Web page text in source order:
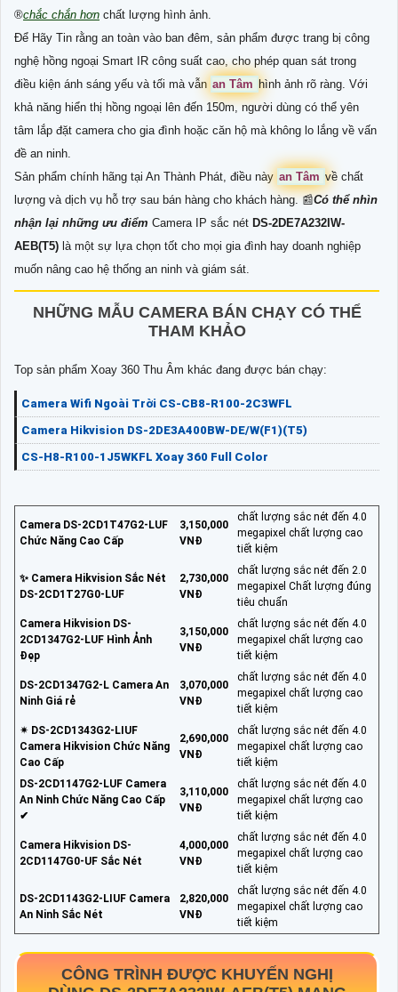
®️chắc chắn hơn chất lượng hình ảnh.
Để Hãy Tin rằng an toàn vào ban đêm, sản phẩm được trang bị công
nghệ hồng ngoại Smart IR công suất cao, cho phép quan sát trong
điều kiện ánh sáng yếu và tối mà vẫn an Tâm hình ảnh rõ ràng. Với
khả năng hiển thị hồng ngoại lên đến 150m, người dùng có thể yên
tâm lắp đặt camera cho gia đình hoặc căn hộ mà không lo lắng về vấn
đề an ninh.
Sản phẩm chính hãng tại An Thành Phát, điều này an Tâm về chất
lượng và dịch vụ hỗ trợ sau bán hàng cho khách hàng. 📰Có thể nhìn
nhận lại những ưu điểm Camera IP sắc nét DS-2DE7A232IW-
AEB(T5) là một sự lựa chọn tốt cho mọi gia đình hay doanh nghiệp
muốn nâng cao hệ thống an ninh và giám sát.
NHỮNG MẪU CAMERA BÁN CHẠY CÓ THỂ
THAM KHẢO
Top sản phẩm Xoay 360 Thu Âm khác đang được bán chạy:
Camera Wifi Ngoài Trời CS-CB8-R100-2C3WFL
Camera Hikvision DS-2DE3A400BW-DE/W(F1)(T5)
CS-H8-R100-1J5WKFL Xoay 360 Full Color
Camera DS-2CD1T47G2-LUF
Chức Năng Cao Cấp
3,150,000
VNĐ
chất lượng sắc nét đến 4.0
megapixel chất lượng cao
tiết kiệm
✨ Camera Hikvision Sắc Nét
DS-2CD1T27G0-LUF
2,730,000
VNĐ
chất lượng sắc nét đến 2.0
megapixel Chất lượng đúng
tiêu chuẩn
Camera Hikvision DS-
2CD1347G2-LUF Hình Ảnh
Đẹp
3,150,000
VNĐ
chất lượng sắc nét đến 4.0
megapixel chất lượng cao
tiết kiệm
DS-2CD1347G2-L Camera An
Ninh Giá rẻ
3,070,000
VNĐ
chất lượng sắc nét đến 4.0
megapixel chất lượng cao
tiết kiệm
✴ DS-2CD1343G2-LIUF
Camera Hikvision Chức Năng
Cao Cấp
2,690,000
VNĐ
chất lượng sắc nét đến 4.0
megapixel chất lượng cao
tiết kiệm
DS-2CD1147G2-LUF Camera
An Ninh Chức Năng Cao Cấp
✔
3,110,000
VNĐ
chất lượng sắc nét đến 4.0
megapixel chất lượng cao
tiết kiệm
Camera Hikvision DS-
2CD1147G0-UF Sắc Nét
4,000,000
VNĐ
chất lượng sắc nét đến 4.0
megapixel chất lượng cao
tiết kiệm
DS-2CD1143G2-LIUF Camera
An Ninh Sắc Nét
2,820,000
VNĐ
chất lượng sắc nét đến 4.0
megapixel chất lượng cao
tiết kiệm
CÔNG TRÌNH ĐƯỢC KHUYẾN NGHỊ